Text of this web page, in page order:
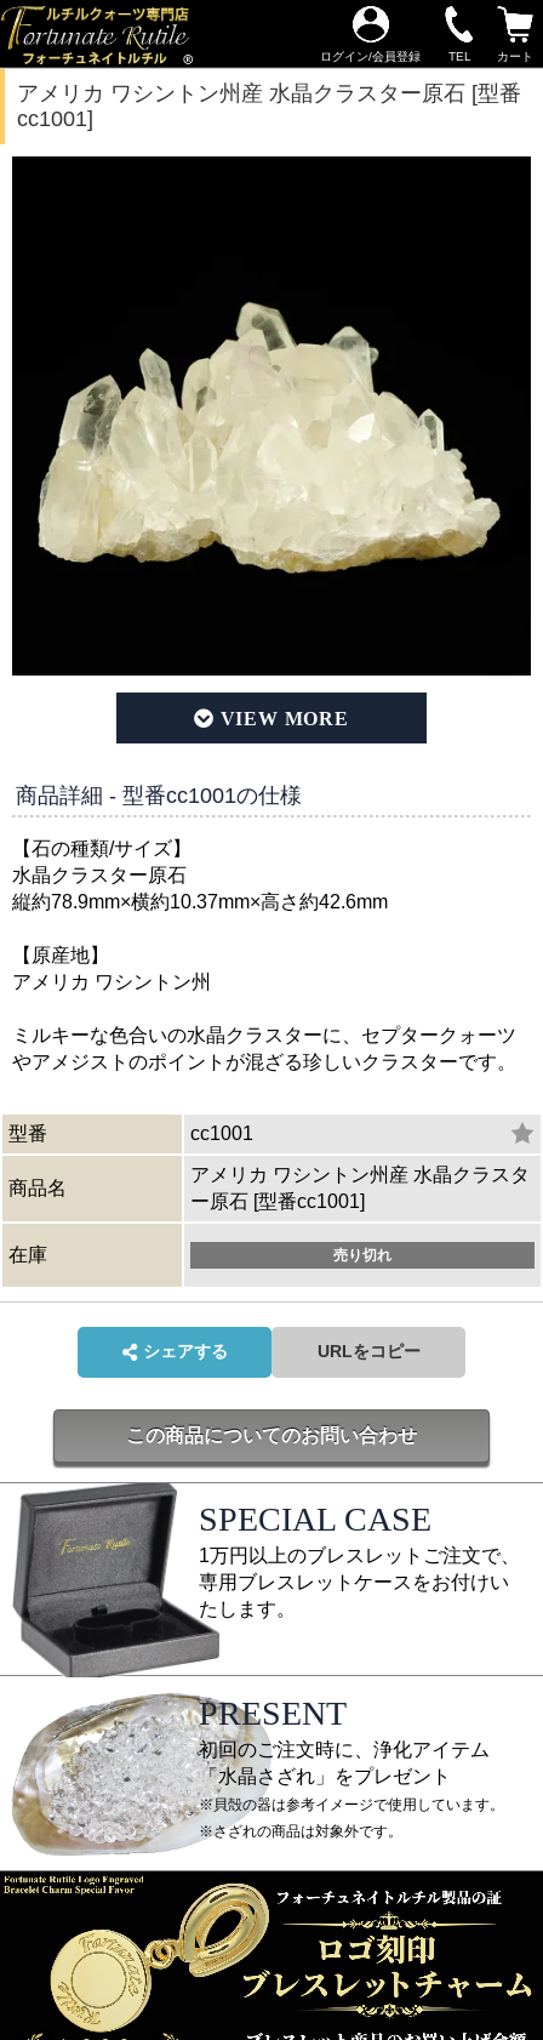
ログイン/会員登録 TEL カート
アメリカ ワシントン州産 水晶クラスター原石 [型番
cc1001]
アメリカ ワシントン州産 水晶クラスター原石 [型番
商品詳細 - 型番cc1001の仕様
【石の種類/サイズ】
水晶クラスター原石
縦約78.9mm×横約10.37mm×高さ約42.6mm
【原産地】
アメリカ ワシントン州
ミルキーな色合いの水晶クラスターに、セプタークォーツ
やアメジストのポイントが混ざる珍しいクラスターです。
型番 cc1001
商品名
アメリカ ワシントン州産 水晶クラスタ
ー原石 [型番cc1001]
在庫 売り切れ
シェアする URLをコピー
この商品についてのお問い合わせ
SPECIAL CASE
1万円以上のブレスレットご注文で、
専用ブレスレットケースをお付けい
たします。
PRESENT
初回のご注文時に、浄化アイテム
「水晶さざれ」をプレゼント
※貝殻の器は参考イメージで使用しています。
※さざれの商品は対象外です。